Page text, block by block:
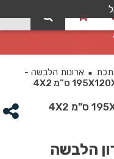
8 תאים
■
ארונות הלבשה -
הלבשה